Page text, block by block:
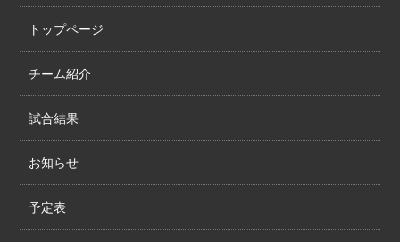
トップページ
チーム紹介
試合結果
お知らせ
予定表